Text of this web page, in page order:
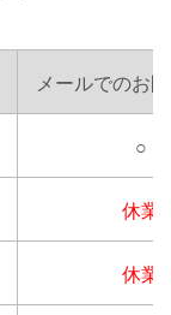
メールでのお
○
休業
休業